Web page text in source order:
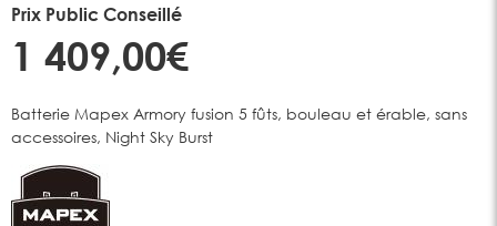
Prix Public Conseillé
1 409,00€
Batterie Mapex Armory fusion 5 fûts, bouleau et érable, sans
accessoires, Night Sky Burst